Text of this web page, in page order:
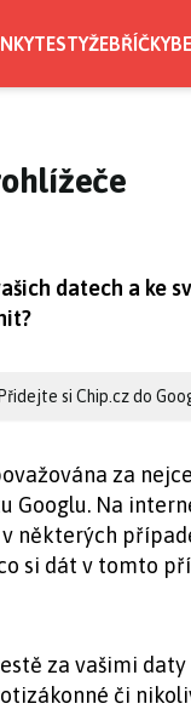
TESTYŽEBŘÍČKY
datech a ke
si Chip.cz do
za
Googlu. Na
některých
si dát v tomto
za vašimi
či